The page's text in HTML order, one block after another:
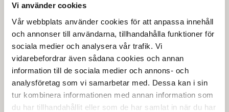
Vi använder cookies
Vår webbplats använder cookies för att anpassa innehåll
och annonser till användarna, tillhandahålla funktioner för
sociala medier och analysera vår trafik. Vi
vidarebefordrar även sådana cookies och annan
information till de sociala medier och annons- och
analysföretag som vi samarbetar med. Dessa kan i sin
tur kombinera informationen med annan information som
du har tillhandahållit eller som de har samlat in när du har
Härifrån tar man sig även snabbt ut på E4.an om man till
exempel pendlar i sitt arbete. Området är barnvänligt med
lekplatser i varje hörn och vrå. Förskolor finns det flera att
välja på i området och även skola ligger i närområdet.
Närmsta matbutiken finns på Dalvik som ligger strax intill och
där finns även en välbesökt pizzeria. Området är lugnt, skönt
& ett bra ställe att bo och växa upp på.